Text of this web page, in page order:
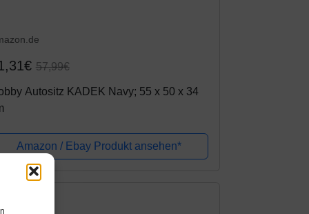
57,99€
Autositz KADEK Navy; 55 x 50 x 34
Amazon / Ebay Produkt ansehen*